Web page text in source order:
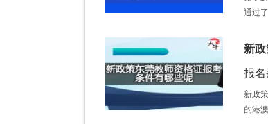
通过
新
报名
新政
的港